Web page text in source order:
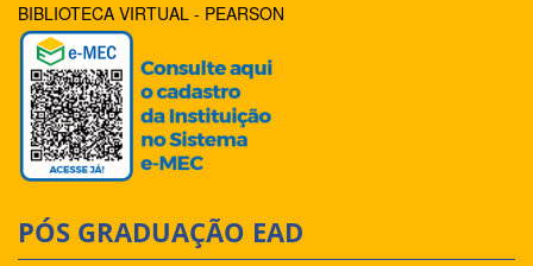
BIBLIOTECA VIRTUAL - PEARSON
PÓS GRADUAÇÃO EAD